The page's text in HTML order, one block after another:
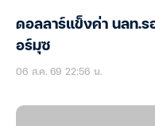
ดอลลาร์แข็งค่า นลท.ร
อร์มุซ
06 ส.ค. 69 22:56 น.